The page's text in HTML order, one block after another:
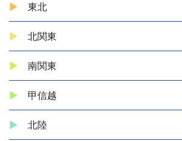
東北
北関東
南関東
甲信越
北陸